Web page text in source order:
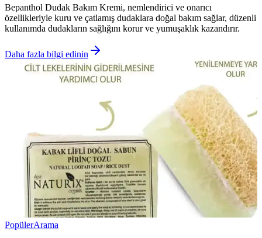
Bepanthol Dudak Bakım Kremi, nemlendirici ve onarıcı
özellikleriyle kuru ve çatlamış dudaklara doğal bakım sağlar, düzenli
kullanımda dudakların sağlığını korur ve yumuşaklık kazandırır.
Daha fazla bilgi edinin
PopülerArama